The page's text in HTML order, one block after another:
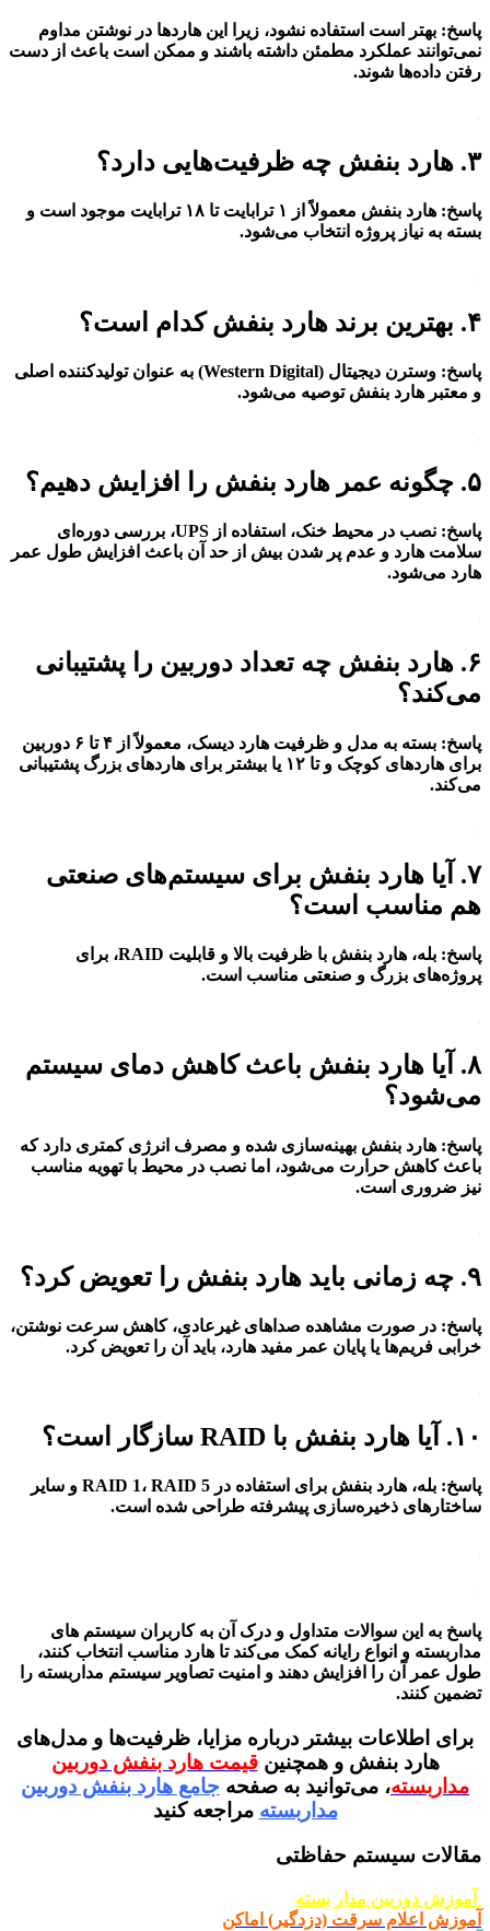
پاسخ: بهتر است استفاده نشود، زیرا این هاردها در نوشتن مداوم
نمی‌توانند عملکرد مطمئن داشته باشند و ممکن است باعث از دست
رفتن داده‌ها شوند.
۳. هارد بنفش چه ظرفیت‌هایی دارد؟
پاسخ: هارد بنفش معمولاً از ۱ ترابایت تا ۱۸ ترابایت موجود است و
بسته به نیاز پروژه انتخاب می‌شود.
۴. بهترین برند هارد بنفش کدام است؟
پاسخ:
وسترن دیجیتال (Western Digital) به عنوان تولیدکننده اصلی
و معتبر هارد بنفش توصیه می‌شود.
۵. چگونه عمر هارد بنفش را افزایش دهیم؟
پاسخ:
نصب در محیط خنک، استفاده از UPS، بررسی دوره‌ای
سلامت هارد و عدم پر شدن بیش از حد آن باعث افزایش طول عمر
هارد می‌شود.
۶. هارد بنفش چه تعداد دوربین را پشتیبانی
می‌کند؟
پاسخ:
بسته به مدل و ظرفیت هارد دیسک، معمولاً از ۴ تا ۶ دوربین
برای هاردهای کوچک و تا ۱۲ یا بیشتر برای هاردهای بزرگ پشتیبانی
می‌کند.
۷. آیا هارد بنفش برای سیستم‌های صنعتی
هم مناسب است؟
پاسخ:
بله، هارد بنفش با ظرفیت بالا و قابلیت RAID، برای
پروژه‌های بزرگ و صنعتی مناسب است.
۸. آیا هارد بنفش باعث کاهش دمای سیستم
می‌شود؟
پاسخ: هارد بنفش بهینه‌سازی شده و مصرف انرژی کمتری دارد که
باعث کاهش حرارت می‌شود، اما نصب در محیط با تهویه مناسب
نیز ضروری است.
۹. چه زمانی باید هارد بنفش را تعویض کرد؟
پاسخ: در صورت مشاهده صداهای غیرعادی، کاهش سرعت نوشتن،
خرابی فریم‌ها یا پایان عمر مفید هارد، باید آن را تعویض کرد.
۱۰. آیا هارد بنفش با RAID سازگار است؟
پاسخ:
بله، هارد بنفش برای استفاده در RAID 1، RAID 5 و سایر
ساختارهای ذخیره‌سازی پیشرفته طراحی شده است.
پاسخ به این سوالات متداول و درک آن به کاربران سیستم های
مداربسته و انواع رایانه کمک می‌کند تا هارد مناسب انتخاب کنند،
طول عمر آن را افزایش دهند و امنیت تصاویر سیستم مداربسته را
تضمین کنند.
برای اطلاعات بیشتر درباره مزایا، ظرفیت‌ها و مدل‌های
هارد بنفش و همچنینقیمت هارد بنفش دوربین
مداربسته، می‌توانید به صفحه جامع هارد بنفش دوربین
مداربسته مراجعه کنید
مقالات سیستم حفاظتی
آموزش دوربین مدار بسته
آموزش اعلام سرقت (دزدگیر) اماکن